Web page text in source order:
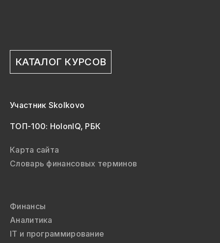
КАТАЛОГ КУРСОВ
Участник Skolkovo
ТОП-100: HolonIQ, РБК
Карта сайта
Словарь финансовых терминов
Финансы
Аналитика
IT и программирование